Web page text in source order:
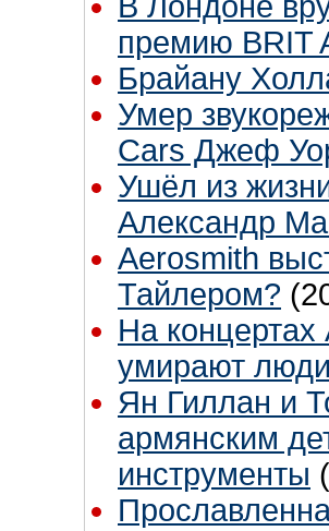
премию BRIT
Брайану
Умер
Cars Джеф
Ушёл из
Александр
Aerosmith
Тайлером?
На
умирают
Ян Гиллан и
армянским
инструменты